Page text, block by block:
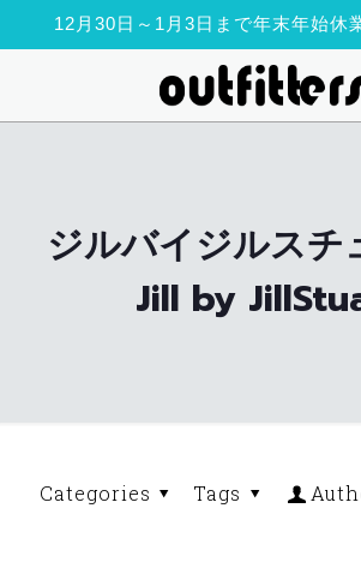
12月30日～1月3日まで年末年始休
ジルバイジルスチ
Jill by
Categories Tags